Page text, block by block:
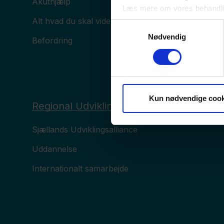
Læs mere om vores
Nødvendig
Kun nødvendige
Alt hvad du skal vide om sygdomme
Befordring
Regional Udvikling
Sjællands Udviklingsalliance
Uddannelse
Internationalt samarbejde